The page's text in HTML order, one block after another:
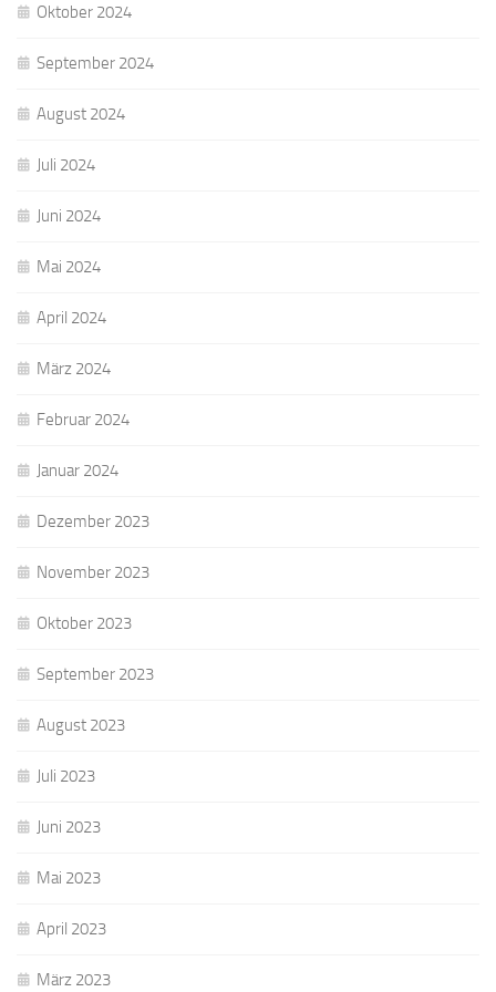
Oktober 2024
September 2024
August 2024
Juli 2024
Juni 2024
Mai 2024
April 2024
März 2024
Februar 2024
Januar 2024
Dezember 2023
November 2023
Oktober 2023
September 2023
August 2023
Juli 2023
Juni 2023
Mai 2023
April 2023
März 2023